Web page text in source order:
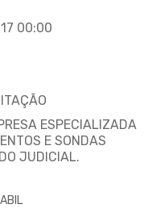
00:00
ESPECIALIZADA
E SONDAS
JUDICIAL.